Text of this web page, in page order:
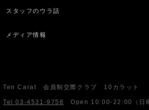
スタッフのウラ話
メディア情報
Ten Carat 会員制交際クラブ 10カラット
Tel 03-4531-9758 Open 10:00-22:00 （